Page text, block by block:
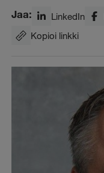
Jaa: LinkedIn
Kopioi linkki